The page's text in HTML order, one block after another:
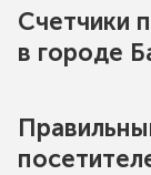
Счетчики
в городe